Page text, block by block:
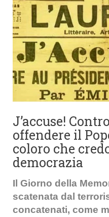
J’accuse!
offendere il
coloro che
democrazia
Il Giorno della
scatenata dal
concatenati, come